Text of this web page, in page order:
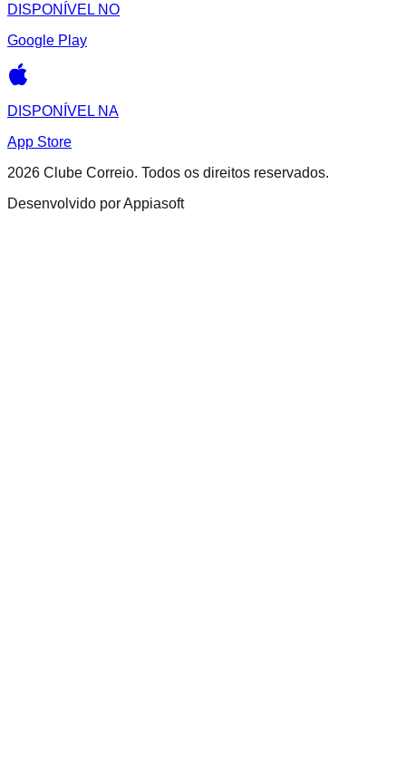
DISPONÍVEL NO
Google Play
DISPONÍVEL NA
App Store
2026 Clube Correio. Todos os direitos reservados.
Desenvolvido por Appiasoft